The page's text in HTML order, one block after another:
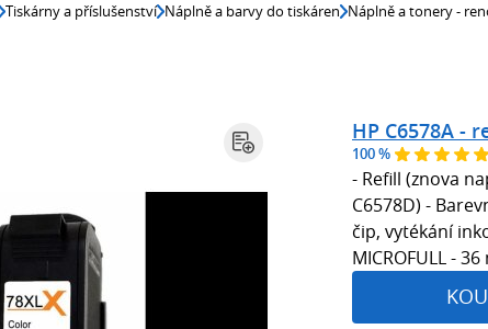
Tiskárny a příslušenství Náplně a barvy do tiskáren Náplně a tonery -
HP C6578A -
100 %
- Refill (znova
C6578D) -
čip, vytékání
MICROFULL -